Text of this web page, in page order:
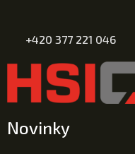
+420 377 221 046
Novinky